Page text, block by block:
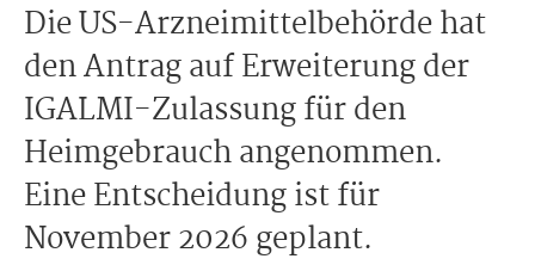
Die US-Arzneimittelbehörde hat
den Antrag auf Erweiterung der
IGALMI-Zulassung für den
Heimgebrauch angenommen.
Eine Entscheidung ist für
November 2026 geplant.